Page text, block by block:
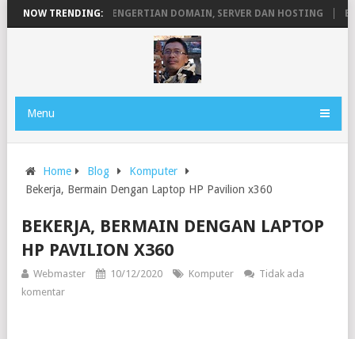
NOW TRENDING:
PERMANEN PENGERTIAN DOMAIN, SERVER DAN HOSTING
Menu
Home Blog
Komputer
Bekerja, Bermain Dengan Laptop HP Pavilion x360
BEKERJA, BERMAIN DENGAN LAPTOP
HP PAVILION X360
Webmaster 10/12/2020 Komputer
Tidak ada
komentar